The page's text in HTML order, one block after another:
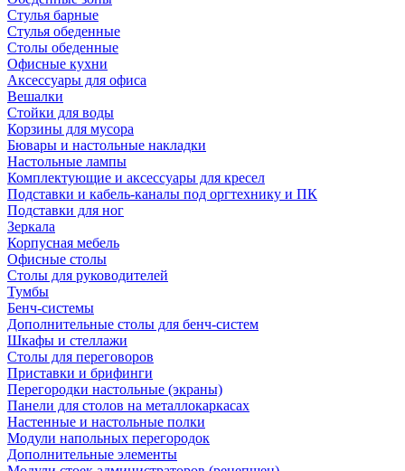
Стулья барные
Стулья обеденные
Столы обеденные
Офисные кухни
Аксессуары для офиса
Вешалки
Стойки для воды
Корзины для мусора
Бювары и настольные накладки
Настольные лампы
Комплектующие и аксессуары для кресел
Подставки и кабель-каналы под оргтехнику и ПК
Подставки для ног
Зеркала
Корпусная мебель
Офисные столы
Столы для руководителей
Тумбы
Бенч-системы
Дополнительные столы для бенч-систем
Шкафы и стеллажи
Столы для переговоров
Приставки и брифинги
Перегородки настольные (экраны)
Панели для столов на металлокаркасах
Настенные и настольные полки
Модули напольных перегородок
Дополнительные элементы